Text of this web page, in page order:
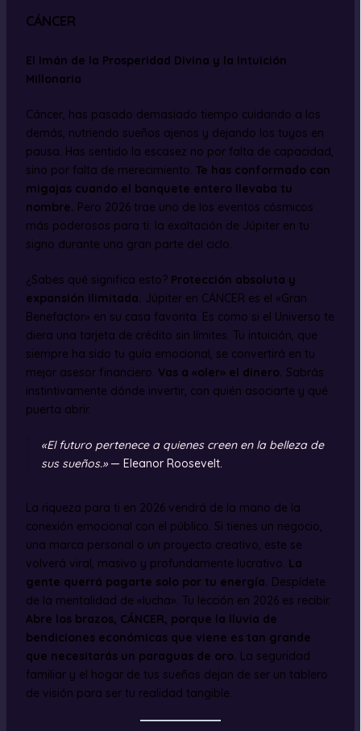
CÁNCER
El Imán de la Prosperidad Divina y la Intuición
Millonaria
Cáncer, has pasado demasiado tiempo cuidando a los
demás, nutriendo sueños ajenos y dejando los tuyos en
pausa. Has sentido la escasez no por falta de capacidad,
sino por falta de merecimiento. Te has conformado con
migajas cuando el banquete entero llevaba tu
nombre. Pero 2026 trae uno de los eventos cósmicos
más poderosos para ti: la exaltación de Júpiter en tu
signo durante una gran parte del ciclo.
¿Sabes qué significa esto? Protección absoluta y
expansión ilimitada. Júpiter en CÁNCER es el «Gran
Benefactor» en su casa favorita. Es como si el Universo te
diera una tarjeta de crédito sin límites. Tu intuición, que
siempre ha sido tu guía emocional, se convertirá en tu
mejor asesor financiero. Vas a «oler» el dinero. Sabrás
instintivamente dónde invertir, con quién asociarte y qué
puerta abrir.
«El futuro pertenece a quienes creen en la belleza de
sus sueños.»— Eleanor Roosevelt.
La riqueza para ti en 2026 vendrá de la mano de la
conexión emocional con el público. Si tienes un negocio,
una marca personal o un proyecto creativo, este se
volverá viral, masivo y profundamente lucrativo. La
gente querrá pagarte solo por tu energía. Despídete
de la mentalidad de «lucha». Tu lección en 2026 es recibir.
Abre los brazos, CÁNCER, porque la lluvia de
bendiciones económicas que viene es tan grande
que necesitarás un paraguas de oro. La seguridad
familiar y el hogar de tus sueños dejan de ser un tablero
de visión para ser tu realidad tangible.